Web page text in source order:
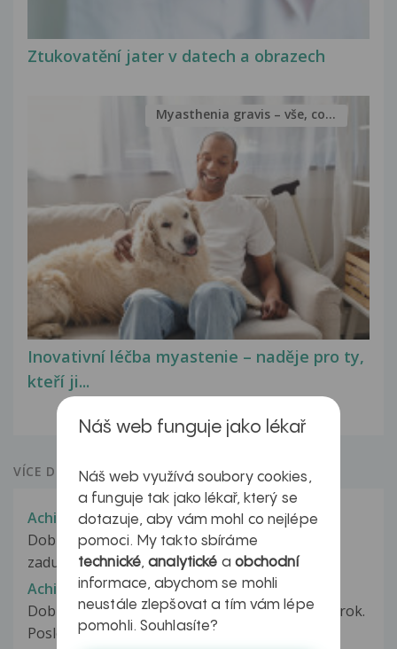
Ztukovatění jater v datech a obrazech
Inovativní léčba myastenie – naděje pro ty,
kteří ji...
Myasthenia gravis – vše, co...
VÍCE DOTAZŮ Z PORADNY
Achillovka
Dobry den, asi red mesicem me auto prejelo ze
zadu nohu.. mela jsem to tam sedreny...
Achilova pata
Dobrý deň, Pravidelne behávam niečo viac ako rok.
Posledné 2 mesiace ma pobolieva...
Náš web funguje jako lékař
Náš web využívá soubory cookies,
a funguje tak jako lékař, který se
dotazuje, aby vám mohl co nejlépe
pomoci. My takto sbíráme
technické,analytické a obchodní
informace, abychom se mohli
neustále zlepšovat a tím vám lépe
pomohli. Souhlasíte?